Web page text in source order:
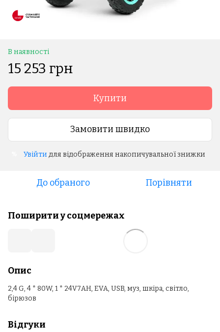
В наявності
15 253 грн
Купити
Замовити швидко
Увійти для відображення накопичувальної знижки
До обраного Порівняти
Поширити у соцмережах
Опис
2,4 G, 4 * 80W, 1 * 24V7AH, EVA, USB, муз, шкіра, світло,
бірюзов
Відгуки